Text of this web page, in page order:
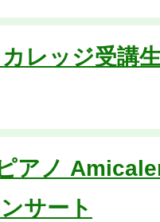
レッジ受講
アノ
サート